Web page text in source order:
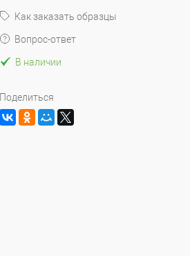
Как заказать образцы
Вопрос-ответ
В наличии
Поделиться